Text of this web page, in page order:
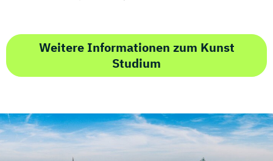
Weitere Informationen zum Kunst
Studium